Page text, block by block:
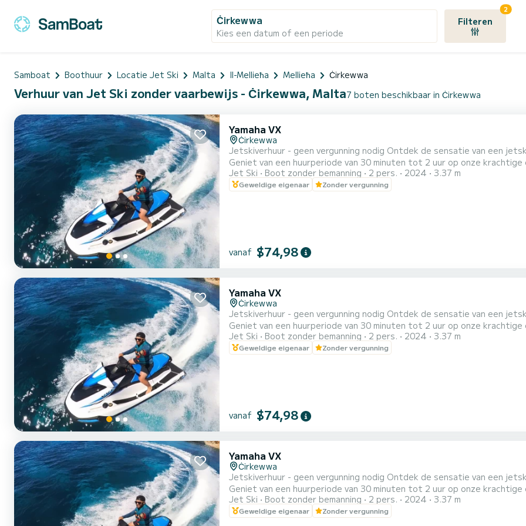
Ċirkewwa
Kies een datum of een periode
Filteren
2
Samboat Boothuur Locatie Jet Ski Malta Il-Mellieħa Mellieħa Ċirkewwa
Verhuur van Jet Ski zonder vaarbewijs - Ċirkewwa, Malta7 boten beschikbaar in Ċirkewwa
Yamaha VX
Ċirkewwa
Jetskiverhuur - geen vergunning nodig Ontdek de sensatie van een
Geniet van een huurperiode van 30 minuten tot 2 uur op onze
een snelle adrenalinekick of een leuke activiteit om uw dag te
ervaring voor iedereen. Duur: huur van 30 minuten tot 2 uur Locatie:
Jet Ski Boot zonder bemanning 2 pers. 2024 3.37 m
Geweldige eigenaar Zonder vergunning
vanaf $74,98
Yamaha VX
Ċirkewwa
Jetskiverhuur - geen vergunning nodig Ontdek de sensatie van een
Geniet van een huurperiode van 30 minuten tot 2 uur op onze
een snelle adrenalinekick of een leuke activiteit om uw dag te
ervaring voor iedereen. Duur: huur van 30 minuten tot 2 uur Locatie:
Jet Ski Boot zonder bemanning 2 pers. 2024 3.37 m
Geweldige eigenaar Zonder vergunning
vanaf $74,98
Yamaha VX
Ċirkewwa
Jetskiverhuur - geen vergunning nodig Ontdek de sensatie van een
Geniet van een huurperiode van 30 minuten tot 2 uur op onze
een snelle adrenalinekick of een leuke activiteit om uw dag te
ervaring voor iedereen. Duur: huur van 30 minuten tot 2 uur Locatie:
Jet Ski Boot zonder bemanning 2 pers. 2024 3.37 m
Geweldige eigenaar Zonder vergunning